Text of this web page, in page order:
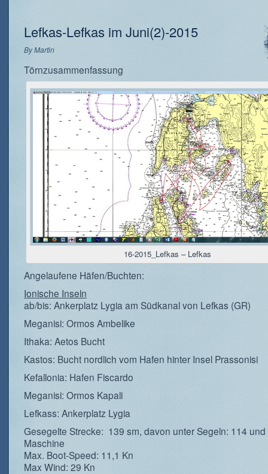
Lefkas-Lefkas im Juni(2)-2015
ByMartin
Törnzusammenfassung
16-2015_Lefkas – Lefkas
Angelaufene Häfen/Buchten:
Ionische Inseln
ab/bis: Ankerplatz Lygia am Südkanal von Lefkas (GR)
Meganisi: Ormos Ambelike
Ithaka: Aetos Bucht
Kastos: Bucht nordlich vom Hafen hinter Insel Prassonisi
Kefallonia: Hafen Fiscardo
Meganisi: Ormos Kapali
Lefkass: Ankerplatz Lygia
Gesegelte Strecke: 139 sm, davon unter Segeln: 114
Maschine
Max. Boot-Speed: 11,1 Kn
Max Wind: 29 Kn